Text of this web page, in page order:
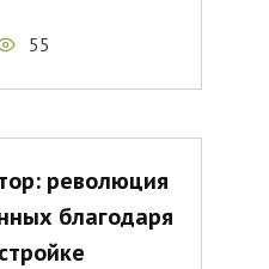
55
революция
благодаря